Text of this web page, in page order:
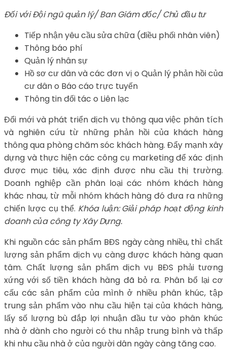
Đối với Đội ngũ quản lý/ Ban Giám đốc/ Chủ đầu tư
Tiếp nhận yêu cầu sửa chữa (điều phối nhân viên)
Thông báo phí
Quản lý nhân sự
Hồ sơ cư dân và các đơn vị o Quản lý phản hồi của
cư dân o Báo cáo trực tuyến
Thông tin đối tác o Liên lạc
Đổi mới và phát triển dịch vụ thông qua việc phân tích
và nghiên cứu từ những phản hồi của khách hàng
thông qua phòng chăm sóc khách hàng. Đẩy mạnh xây
dựng và thực hiện các công cụ marketing để xác định
được mục tiêu, xác định được nhu cầu thị trường.
Doanh nghiệp cần phân loại các nhóm khách hàng
khác nhau, từ mỗi nhóm khách hàng đó đưa ra những
chiến lược cụ thể. Khóa luận: Giải pháp hoạt động kinh
doanh của công ty Xây Dựng.
Khi nguồn các sản phẩm BĐS ngày càng nhiều, thì chất
lượng sản phẩm dịch vụ càng được khách hàng quan
tâm. Chất lượng sản phẩm dịch vụ BĐS phải tương
xứng với số tiền khách hàng đã bỏ ra. Phân bổ lại cơ
cấu các sản phẩm của mình ở nhiều phân khúc, tập
trung sản phẩm vào nhu cầu hiện tại của khách hàng,
lấy số lượng bù đắp lợi nhuận đầu tư vào phân khúc
nhà ở dành cho người có thu nhập trung bình và thấp
khi nhu cầu nhà ở của người dân ngày càng tăng cao.